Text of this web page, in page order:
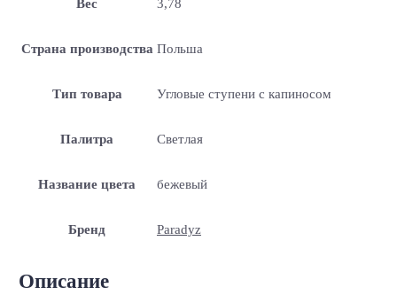
Вес 3,78
Страна производства Польша
Тип товара Угловые ступени с капиносом
Палитра Светлая
Название цвета бежевый
Бренд Paradyz
Описание